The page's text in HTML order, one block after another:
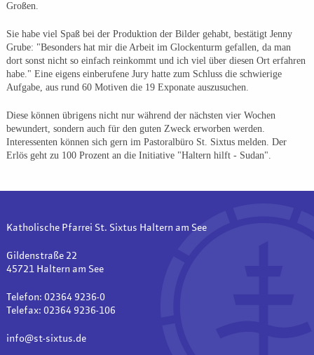
Großen.
Sie habe viel Spaß bei der Produktion der Bilder gehabt, bestätigt Jenny
Grube: "Besonders hat mir die Arbeit im Glockenturm gefallen, da man
dort sonst nicht so einfach reinkommt und ich viel über diesen Ort erfahren
habe." Eine eigens einberufene Jury hatte zum Schluss die schwierige
Aufgabe, aus rund 60 Motiven die 19 Exponate auszusuchen.
Diese können übrigens nicht nur während der nächsten vier Wochen
bewundert, sondern auch für den guten Zweck erworben werden.
Interessenten können sich gern im Pastoralbüro St. Sixtus melden. Der
Erlös geht zu 100 Prozent an die Initiative "Haltern hilft - Sudan".
Katholische Pfarrei St. Sixtus Haltern am See
Gildenstraße 22
45721 Haltern am See
Telefon: 02364 9236-0
Telefax: 02364 9236-106
info@st-sixtus.de